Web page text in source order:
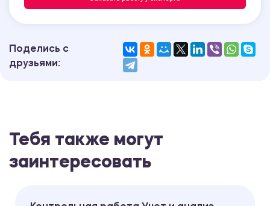
Поделись с
друзьями:
Тебя также могут
заинтересовать